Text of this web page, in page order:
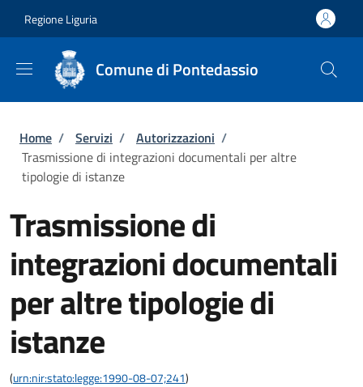
Regione Liguria
Comune di Pontedassio
Briciole di pane
Home / Servizi / Autorizzazioni /
Trasmissione di integrazioni documentali per altre
tipologie di istanze
Trasmissione di
integrazioni documentali
per altre tipologie di
istanze
(urn:nir:stato:legge:1990-08-07;241)